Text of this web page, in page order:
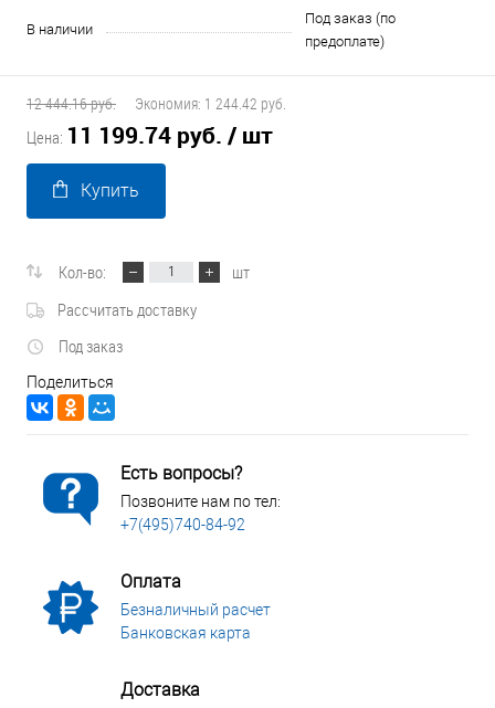
В наличии
Под заказ (по
предоплате)
12 444.16 руб. Экономия: 1 244.42 руб.
Цена: 11 199.74 руб. / шт
Купить
Кол-во:
шт
Рассчитать доставку
Под заказ
Поделиться
Есть вопросы?
Позвоните нам по тел:
+7(495)740-84-92
Оплата
Безналичный расчет
Банковская карта
Доставка